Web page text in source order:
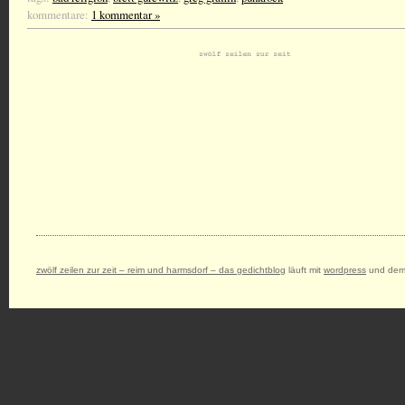
kommentare: 1 kommentar »
zwölf zeilen zur zeit – reim und harmsdorf – das gedichtblog läuft mit wordpress und